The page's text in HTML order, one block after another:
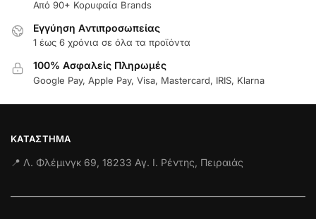
Από 90+ Κορυφαία Brands
Εγγύηση Aντιπροσωπείας
1 έως 6 χρόνια σε όλα τα προϊόντα
100% Ασφαλείς Πληρωμές
Google Pay, Apple Pay, Visa, Mastercard, IRIS, Klarna
ΚΑΤΆΣΤΗΜΑ
📍 Λ. Φλέμινγκ 69, 18233 Αγ. Ι. Ρέντης, Πειραιάς